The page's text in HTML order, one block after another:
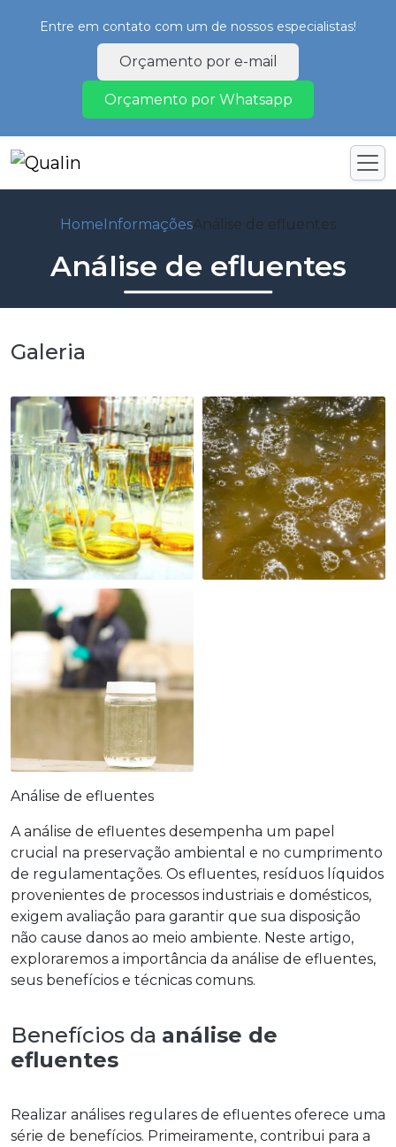
Entre em contato com um de nossos especialistas!
Orçamento por e-mail
Orçamento por Whatsapp
HomeInformaçõesAnálise de efluentes
Análise de efluentes
Galeria
Análise de efluentes
A análise de efluentes desempenha um papel
crucial na preservação ambiental e no cumprimento
de regulamentações. Os efluentes, resíduos líquidos
provenientes de processos industriais e domésticos,
exigem avaliação para garantir que sua disposição
não cause danos ao meio ambiente. Neste artigo,
exploraremos a importância da análise de efluentes,
seus benefícios e técnicas comuns.
Benefícios da análise de
efluentes
Realizar análises regulares de efluentes oferece uma
série de benefícios. Primeiramente, contribui para a